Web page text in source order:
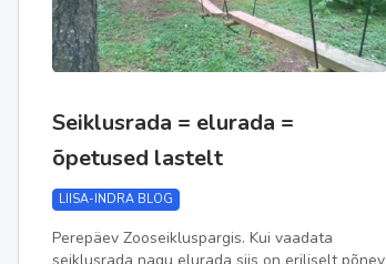
Seiklusrada = elurada =
õpetused lastelt
LIISA-INDRA BLOG
Perepäev Zooseikluspargis. Kui vaadata